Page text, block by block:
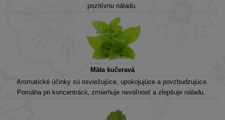
pozitívnu náladu.
Mäta kučeravá
Aromatické účinky sú osviežujúce, upokojujúce a povzbudzujúce.
Pomáha pri koncentrácii, zmierňuje nevoľnosť a zlepšuje náladu.